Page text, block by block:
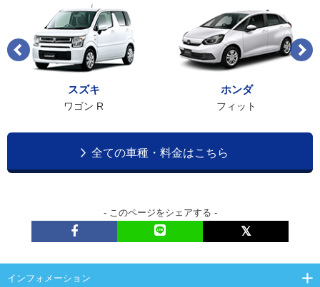
スズキ
ワゴン R
ホンダ
フィット
全ての車種・料金はこちら
- このページをシェアする -
インフォメーション